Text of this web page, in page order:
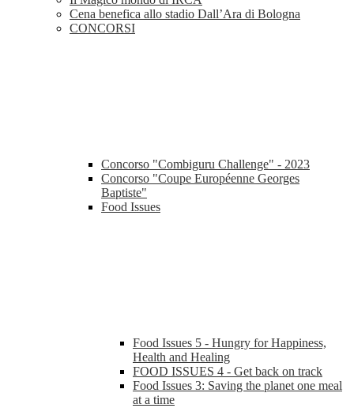
Cena benefica allo stadio Dall’Ara di Bologna
CONCORSI
Concorso "Combiguru Challenge" - 2023
Concorso "Coupe Européenne Georges
Baptiste"
Food Issues
Food Issues 5 - Hungry for Happiness,
Health and Healing
FOOD ISSUES 4 - Get back on track
Food Issues 3: Saving the planet one meal
at a time